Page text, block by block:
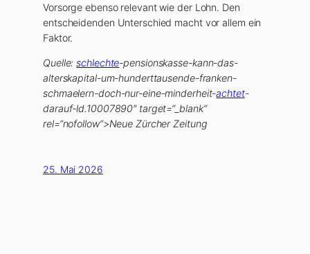
Vorsorge ebenso relevant wie der Lohn. Den
entscheidenden Unterschied macht vor allem ein
Faktor.
Quelle:schlechte-pensionskasse-kann-das-
alterskapital-um-hunderttausende-franken-
schmaelern-doch-nur-eine-minderheit-achtet-
darauf-ld.10007890″ target=“_blank“
rel=“nofollow“>Neue Zürcher Zeitung
25. Mai 2026